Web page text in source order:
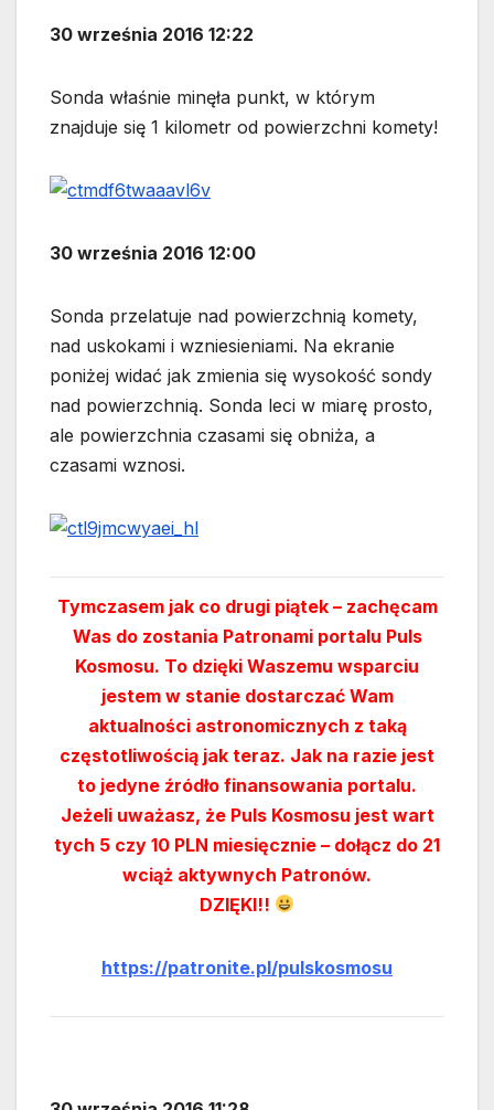
30 września 2016 12:22
Sonda właśnie minęła punkt, w którym
znajduje się 1 kilometr od powierzchni komety!
30 września 2016 12:00
Sonda przelatuje nad powierzchnią komety,
nad uskokami i wzniesieniami. Na ekranie
poniżej widać jak zmienia się wysokość sondy
nad powierzchnią. Sonda leci w miarę prosto,
ale powierzchnia czasami się obniża, a
czasami wznosi.
Tymczasem jak co drugi piątek – zachęcam
Was do zostania Patronami portalu Puls
Kosmosu. To dzięki Waszemu wsparciu
jestem w stanie dostarczać Wam
aktualności astronomicznych z taką
częstotliwością jak teraz. Jak na razie jest
to jedyne źródło finansowania portalu.
Jeżeli uważasz, że Puls Kosmosu jest wart
tych 5 czy 10 PLN miesięcznie – dołącz do 21
wciąż aktywnych Patronów.
DZIĘKI!!
https://patronite.pl/pulskosmosu